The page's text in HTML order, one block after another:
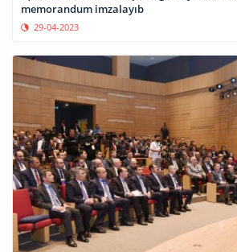
memorandum imzalayıb
29-04-2023